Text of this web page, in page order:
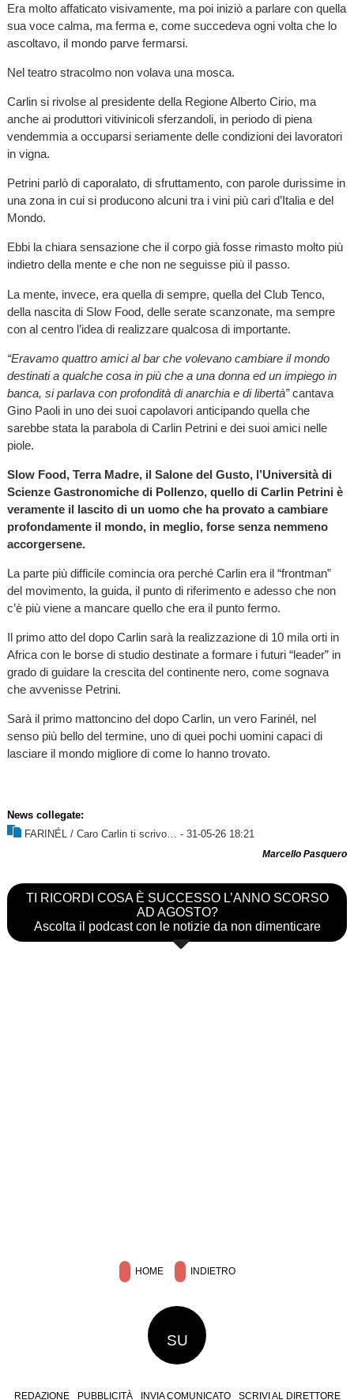
Era molto affaticato visivamente, ma poi iniziò a parlare con quella
sua voce calma, ma ferma e, come succedeva ogni volta che lo
ascoltavo, il mondo parve fermarsi.
Nel teatro stracolmo non volava una mosca.
Carlin si rivolse al presidente della Regione Alberto Cirio, ma
anche ai produttori vitivinicoli sferzandoli, in periodo di piena
vendemmia a occuparsi seriamente delle condizioni dei lavoratori
in vigna.
Petrini parlò di caporalato, di sfruttamento, con parole durissime in
una zona in cui si producono alcuni tra i vini più cari d’Italia e del
Mondo.
Ebbi la chiara sensazione che il corpo già fosse rimasto molto più
indietro della mente e che non ne seguisse più il passo.
La mente, invece, era quella di sempre, quella del Club Tenco,
della nascita di Slow Food, delle serate scanzonate, ma sempre
con al centro l’idea di realizzare qualcosa di importante.
“Eravamo quattro amici al bar che volevano cambiare il mondo
destinati a qualche cosa in più che a una donna ed un impiego in
banca, si parlava con profondità di anarchia e di libertà”cantava
Gino Paoli in uno dei suoi capolavori anticipando quella che
sarebbe stata la parabola di Carlin Petrini e dei suoi amici nelle
piole.
Slow Food, Terra Madre, il Salone del Gusto, l’Università di
Scienze Gastronomiche di Pollenzo, quello di Carlin Petrini è
veramente il lascito di un uomo che ha provato a cambiare
profondamente il mondo, in meglio, forse senza nemmeno
accorgersene.
La parte più difficile comincia ora perché Carlin era il “frontman”
del movimento, la guida, il punto di riferimento e adesso che non
c’è più viene a mancare quello che era il punto fermo.
Il primo atto del dopo Carlin sarà la realizzazione di 10 mila orti in
Africa con le borse di studio destinate a formare i futuri “leader” in
grado di guidare la crescita del continente nero, come sognava
che avvenisse Petrini.
Sarà il primo mattoncino del dopo Carlin, un vero Farinél, nel
senso più bello del termine, uno di quei pochi uomini capaci di
lasciare il mondo migliore di come lo hanno trovato.
News collegate:
FARINÉL / Caro Carlin ti scrivo…
- 31-05-26 18:21
Marcello Pasquero
TI RICORDI COSA È SUCCESSO L’ANNO SCORSO
AD AGOSTO?
Ascolta il podcast con le notizie da non dimenticare
HOME INDIETRO
SU
REDAZIONE PUBBLICITÀ INVIA COMUNICATO SCRIVI AL DIRETTORE